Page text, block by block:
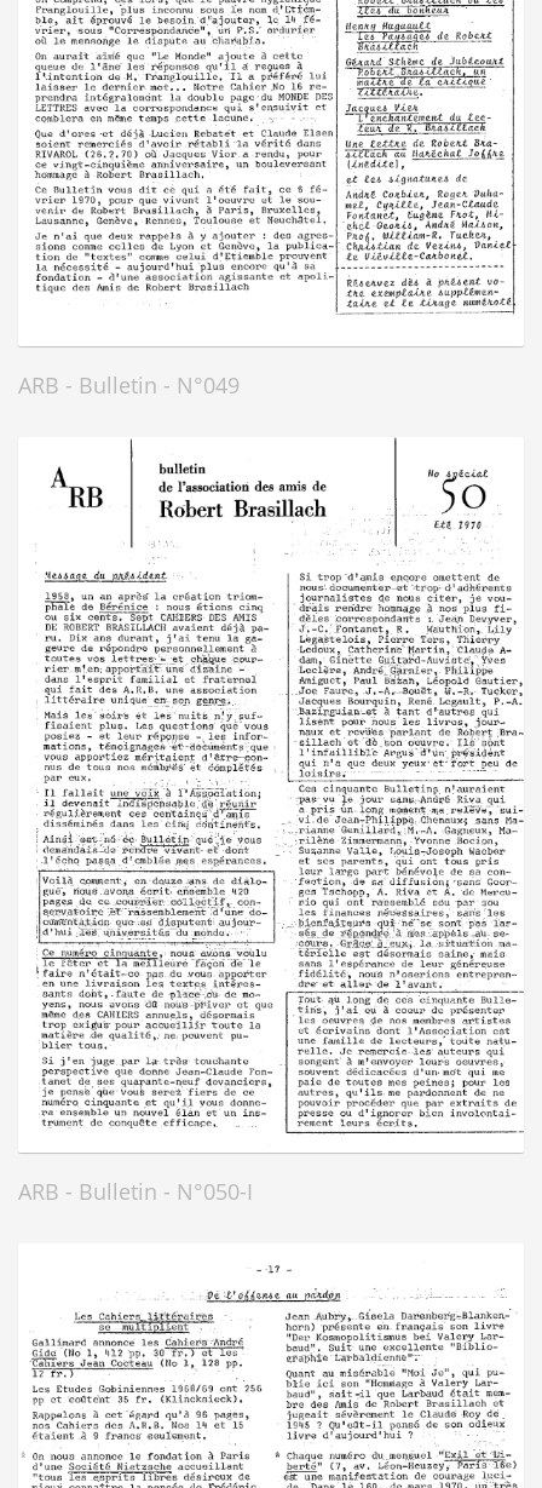
ARB - Bulletin - N°049
ARB - Bulletin - N°050-I